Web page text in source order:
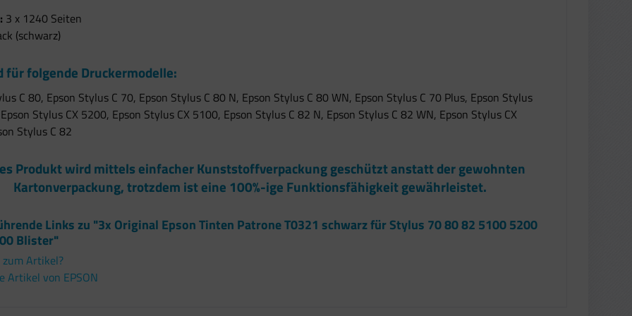
3 x 1240 Seiten
(schwarz)
für folgende Druckermodelle:
C 80, Epson Stylus C 70, Epson Stylus C 80 N, Epson Stylus C 80 WN, Epson Stylus C 70 Plus, Epson Stylus
Stylus CX 5200, Epson Stylus CX 5100, Epson Stylus C 82 N, Epson Stylus C 82 WN, Epson Stylus CX
Stylus C 82
Produkt wird mittels einfacher Kunststoffverpackung geschützt anstatt der gewohnten
Kartonverpackung, trotzdem ist eine 100%-ige Funktionsfähigkeit gewährleistet.
Links zu "3x Original Epson Tinten Patrone T0321 schwarz für Stylus 70 80 82 5100 5200
Blister"
Artikel?
Artikel von EPSON